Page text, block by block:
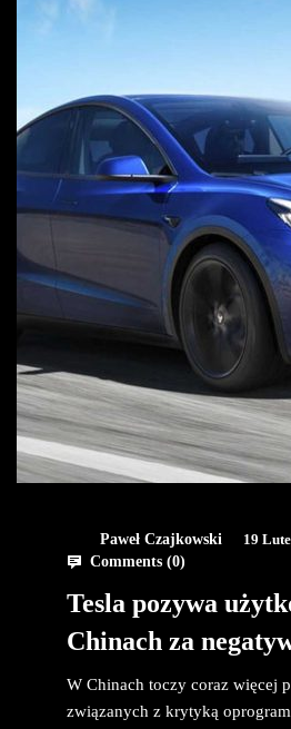
Paweł Czajkowski
19
Comments (0)
Tesla pozywa
Chinach za
W Chinach toczy coraz więcej
związanych z krytyką